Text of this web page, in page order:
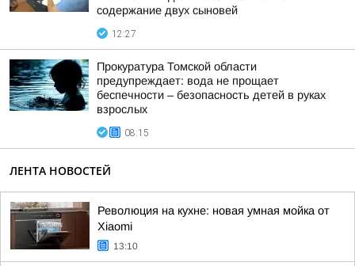
содержание двух сыновей
12:27
Прокуратура Томской области
предупреждает: вода не прощает
беспечности – безопасность детей в руках
взрослых
08:15
ЛЕНТА НОВОСТЕЙ
Революция на кухне: новая умная мойка от
Xiaomi
13:10